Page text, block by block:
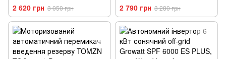
2 620 грн 3 050 грн 2 790 грн 3 280 грн